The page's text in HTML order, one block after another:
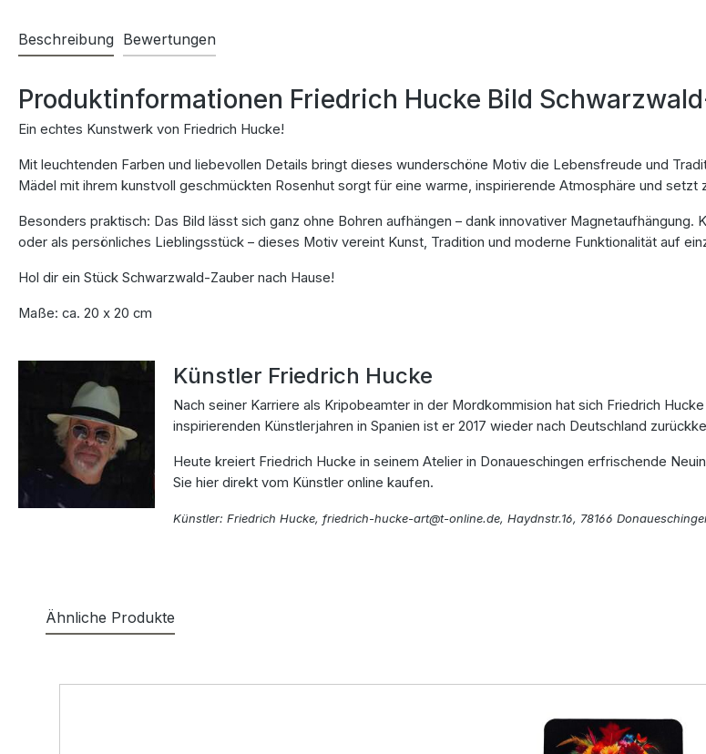
Beschreibung Bewertungen
Produktinformationen Friedrich Hucke Bild
Ein echtes Kunstwerk von Friedrich Hucke!
Mit leuchtenden Farben und liebevollen Details bringt dieses wunderschöne Motiv die Lebensfreude und
Mädel mit ihrem kunstvoll geschmückten Rosenhut sorgt für eine warme, inspirierende Atmosphäre und setzt
Besonders praktisch: Das Bild lässt sich ganz ohne Bohren aufhängen – dank innovativer
oder als persönliches Lieblingsstück – dieses Motiv vereint Kunst, Tradition und moderne Funktionalität auf
Hol dir ein Stück Schwarzwald-Zauber nach Hause!
Maße: ca. 20 x 20 cm
Künstler Friedrich Hucke
Nach seiner Karriere als Kripobeamter in der Mordkommision hat sich Friedrich
inspirierenden Künstlerjahren in Spanien ist er 2017 wieder nach Deutschland
Heute kreiert Friedrich Hucke in seinem Atelier in Donaueschingen erfrischende
Sie hier direkt vom Künstler online kaufen.
Künstler: Friedrich Hucke, friedrich-hucke-art@t-online.de, Haydnstr.16, 78166
Ähnliche Produkte